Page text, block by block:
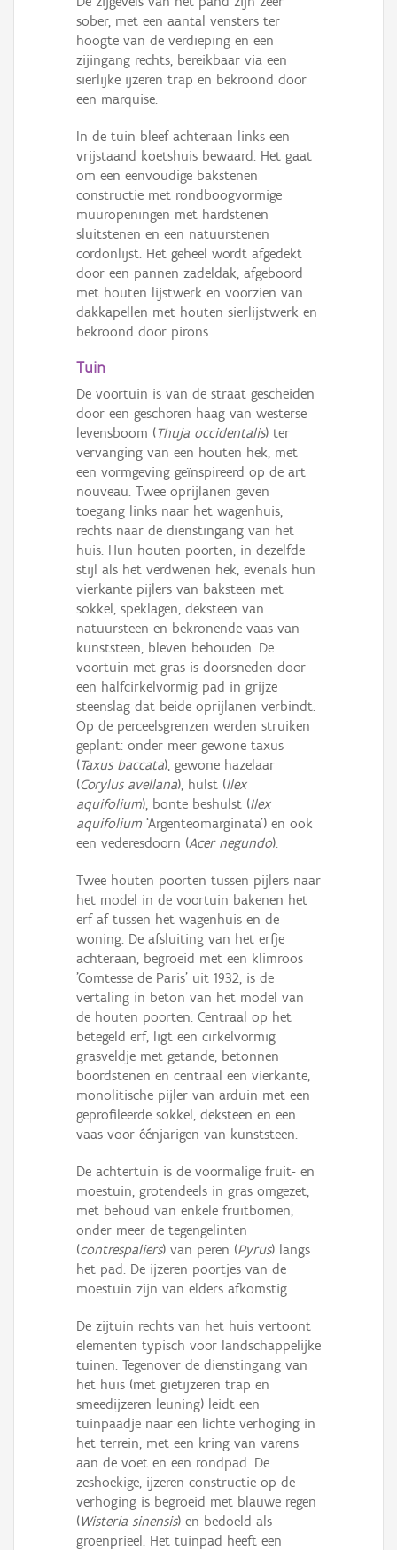
sober, met een aantal vensters ter
hoogte van de verdieping en een
zijingang rechts, bereikbaar via een
sierlijke ijzeren trap en bekroond door
een marquise.
In de tuin bleef achteraan links een
vrijstaand koetshuis bewaard. Het gaat
om een eenvoudige bakstenen
constructie met rondboogvormige
muuropeningen met hardstenen
sluitstenen en een natuurstenen
cordonlijst. Het geheel wordt afgedekt
door een pannen zadeldak, afgeboord
met houten lijstwerk en voorzien van
dakkapellen met houten sierlijstwerk en
bekroond door pirons.
Tuin
De voortuin is van de straat gescheiden
door een geschoren haag van westerse
levensboom (Thuja occidentalis) ter
vervanging van een houten hek, met
een vormgeving geïnspireerd op de art
nouveau. Twee oprijlanen geven
toegang links naar het wagenhuis,
rechts naar de dienstingang van het
huis. Hun houten poorten, in dezelfde
stijl als het verdwenen hek, evenals hun
vierkante pijlers van baksteen met
sokkel, speklagen, deksteen van
natuursteen en bekronende vaas van
kunststeen, bleven behouden. De
voortuin met gras is doorsneden door
een halfcirkelvormig pad in grijze
steenslag dat beide oprijlanen verbindt.
Op de perceelsgrenzen werden struiken
geplant: onder meer gewone taxus
(Taxus baccata), gewone hazelaar
(Corylus avellana), hulst (Ilex
aquifolium), bonte beshulst (Ilex
aquifolium ‘Argenteomarginata’) en ook
een vederesdoorn (Acer negundo).
Twee houten poorten tussen pijlers naar
het model in de voortuin bakenen het
erf af tussen het wagenhuis en de
woning. De afsluiting van het erfje
achteraan, begroeid met een klimroos
'Comtesse de Paris' uit 1932, is de
vertaling in beton van het model van
de houten poorten. Centraal op het
betegeld erf, ligt een cirkelvormig
grasveldje met getande, betonnen
boordstenen en centraal een vierkante,
monolitische pijler van arduin met een
geprofileerde sokkel, deksteen en een
vaas voor éénjarigen van kunststeen.
De achtertuin is de voormalige fruit- en
moestuin, grotendeels in gras omgezet,
met behoud van enkele fruitbomen,
onder meer de tegengelinten
(contrespaliers) van peren (Pyrus) langs
het pad. De ijzeren poortjes van de
moestuin zijn van elders afkomstig.
De zijtuin rechts van het huis vertoont
elementen typisch voor landschappelijke
tuinen. Tegenover de dienstingang van
het huis (met gietijzeren trap en
smeedijzeren leuning) leidt een
tuinpaadje naar een lichte verhoging in
het terrein, met een kring van varens
aan de voet en een rondpad. De
zeshoekige, ijzeren constructie op de
verhoging is begroeid met blauwe regen
(Wisteria sinensis) en bedoeld als
groenprieel. Het tuinpad heeft een